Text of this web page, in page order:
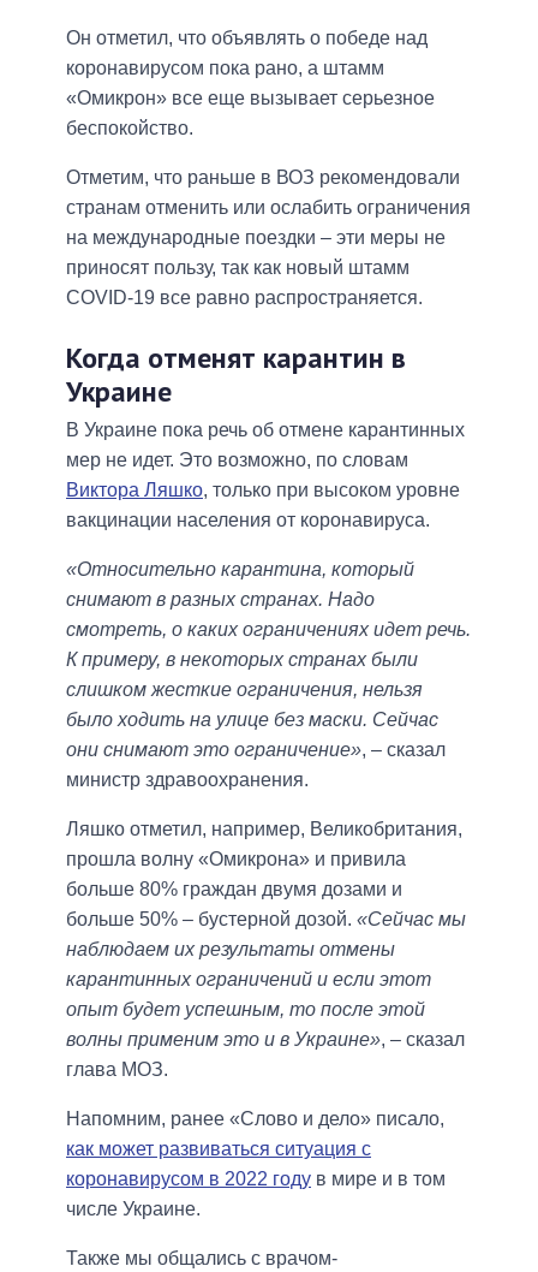
Он отметил, что объявлять о победе над
коронавирусом пока рано, а штамм
«Омикрон» все еще вызывает серьезное
беспокойство.
Отметим, что раньше в ВОЗ рекомендовали
странам отменить или ослабить ограничения
на международные поездки – эти меры не
приносят пользу, так как новый штамм
COVID-19 все равно распространяется.
Когда отменят карантин в
Украине
В Украине пока речь об отмене карантинных
мер не идет. Это возможно, по словам
Виктора Ляшко, только при высоком уровне
вакцинации населения от коронавируса.
«Относительно карантина, который
снимают в разных странах. Надо
смотреть, о каких ограничениях идет речь.
К примеру, в некоторых странах были
слишком жесткие ограничения, нельзя
было ходить на улице без маски. Сейчас
они снимают это ограничение», – сказал
министр здравоохранения.
Ляшко отметил, например, Великобритания,
прошла волну «Омикрона» и привила
больше 80% граждан двумя дозами и
больше 50% – бустерной дозой. «Сейчас мы
наблюдаем их результаты отмены
карантинных ограничений и если этот
опыт будет успешным, то после этой
волны применим это и в Украине», – сказал
глава МОЗ.
Напомним, ранее «Слово и дело» писало,
как может развиваться ситуация с
коронавирусом в 2022 году в мире и в том
числе Украине.
Также мы общались с врачом-